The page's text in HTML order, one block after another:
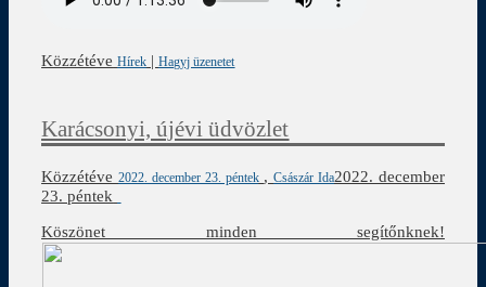
Közzétéve Hírek |Hagyj üzenetet
Karácsonyi, újévi üdvözlet
Közzétéve2022. december 23. péntek ,Császár Ida2022. december
23. péntek
Köszönet minden segítőnknek!